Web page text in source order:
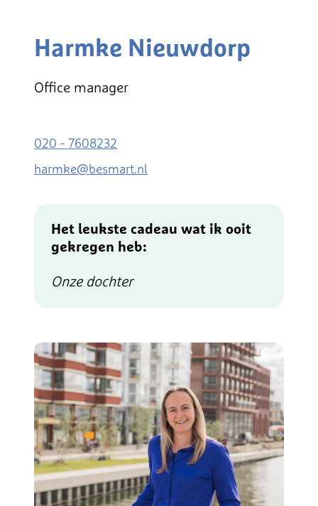
Harmke Nieuwdorp
Office manager
020 - 7608232
harmke@besmart.nl
Het leukste cadeau wat ik ooit
gekregen heb:
Onze dochter